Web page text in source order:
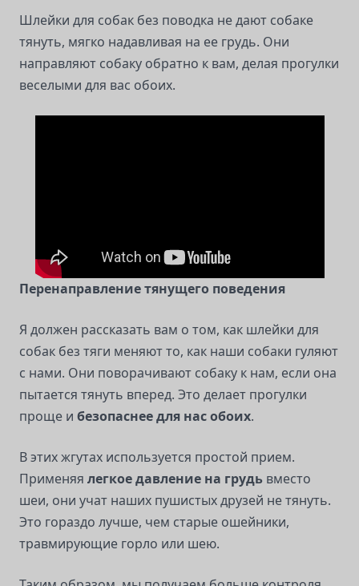
Шлейки для собак без поводка не дают собаке
тянуть, мягко надавливая на ее грудь. Они
направляют собаку обратно к вам, делая прогулки
веселыми для вас обоих.
Перенаправление тянущего поведения
Я должен рассказать вам о том, как шлейки для
собак без тяги меняют то, как наши собаки гуляют
с нами. Они поворачивают собаку к нам, если она
пытается тянуть вперед. Это делает прогулки
проще и безопаснее для нас обоих.
В этих жгутах используется простой прием.
Применяя легкое давление на грудь вместо
шеи, они учат наших пушистых друзей не тянуть.
Это гораздо лучше, чем старые ошейники,
травмирующие горло или шею.